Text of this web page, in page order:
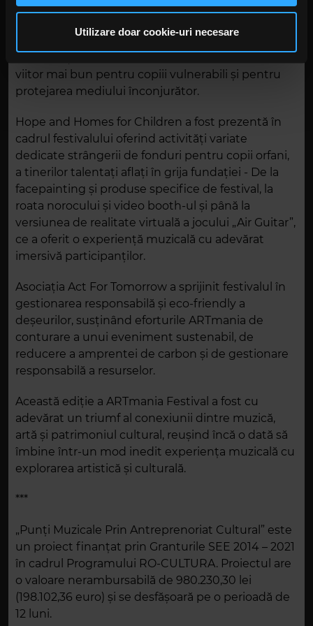
privire la modul în care folosiți site-ul nostru. Aceștia le
pot combina cu alte informații oferite de dvs. sau culese
continuați să utilizați website-ul nostru, sunteți de acord
cu utilizarea modulelor noastre cookie.
Utilizare doar cookie-uri necesare
La nivelul faptelor bune, ARTmania Festival,
viitor mai bun pentru copiii vulnerabili și pentru
protejarea mediului înconjurător.
Hope and Homes for Children a fost prezentă în
cadrul festivalului oferind activități variate
dedicate strângerii de fonduri pentru copii orfani,
a tinerilor talentați aflați în grija fundației - De la
facepainting și produse specifice de festival, la
roata norocului și video booth-ul și până la
versiunea de realitate virtuală a jocului „Air Guitar”,
ce a oferit o experiență muzicală cu adevărat
imersivă participanților.
Asociația Act For Tomorrow a sprijinit festivalul în
gestionarea responsabilă și eco-friendly a
deșeurilor, susținând eforturile ARTmania de
conturare a unui eveniment sustenabil, de
reducere a amprentei de carbon și de gestionare
responsabilă a resurselor.
Această ediție a ARTmania Festival a fost cu
adevărat un triumf al conexiunii dintre muzică,
artă și patrimoniul cultural, reușind încă o dată să
îmbine într-un mod inedit experiența muzicală cu
explorarea artistică și culturală.
***
„Punți Muzicale Prin Antreprenoriat Cultural” este
un proiect finanțat prin Granturile SEE 2014 – 2021
în cadrul Programului RO-CULTURA. Proiectul are
o valoare nerambursabilă de 980.230,30 lei
(198.102,36 euro) și se desfășoară pe o perioadă de
12 luni.